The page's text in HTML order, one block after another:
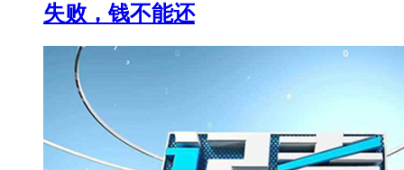
失败，钱不能还